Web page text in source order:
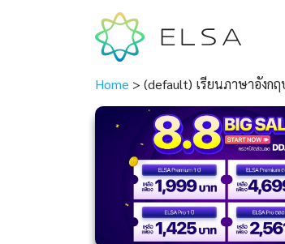
Home > (default) เรียนภาษาอัง